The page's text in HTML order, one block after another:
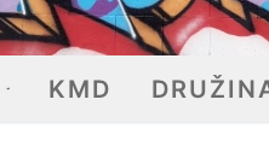
KMD